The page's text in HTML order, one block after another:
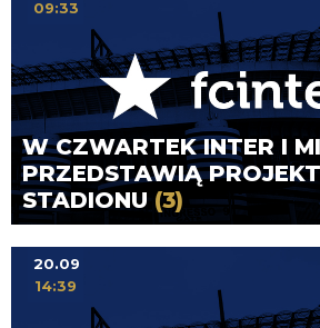
W CZWARTEK INTER I
PRZEDSTAWIĄ
STADIONU (3)
09:33
20.09
14:39